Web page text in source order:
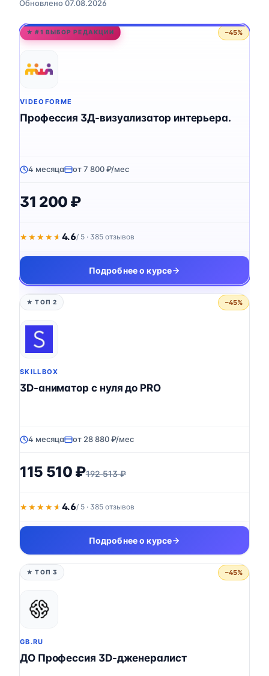
Обновлено 07.08.2026
★ #1 ВЫБОР РЕДАКЦИИ −45%
VIDEOFORME
Профессия 3Д-визуализатор интерьера.
4 месяца от 7 800 ₽/мес
31 200 ₽
★★★★★
★★★★★ 4.6/ 5 · 385 отзывов
Подробнее о курсе
★ ТОП 2 −45%
SKILLBOX
3D-аниматор с нуля до PRO
4 месяца от 28 880 ₽/мес
115 510 ₽192 513 ₽
★★★★★
★★★★★ 4.6/ 5 · 385 отзывов
Подробнее о курсе
★ ТОП 3 −45%
GB.RU
ДО Профессия 3D-дженералист